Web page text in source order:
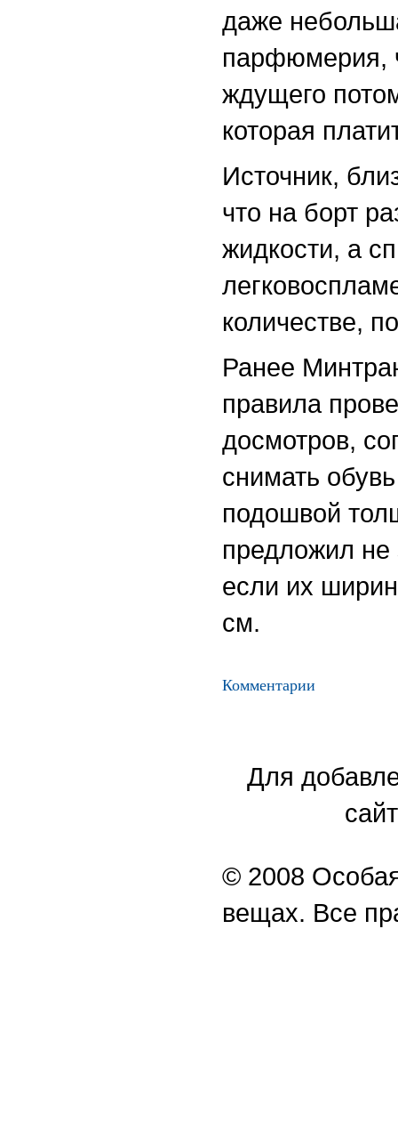
даже
парфюмерия,
ждущего
которая
Источник,
что на борт
жидкости, а
количестве,
Ранее
правила
досмотров,
снимать
подошвой
предложил не
если их
см.
Комментарии
Для
© 2008
вещах. Все